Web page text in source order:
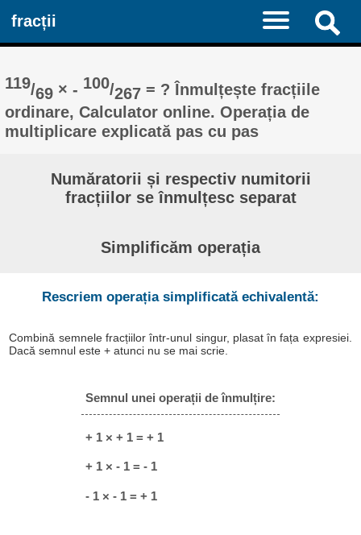
fracții
119/69 × - 100/267 = ? Înmulțește fracțiile
ordinare, Calculator online. Operația de
multiplicare explicată pas cu pas
Număratorii și respectiv numitorii
fracțiilor se înmulțesc separat
Simplificăm operația
Rescriem operația simplificată echivalentă:
Combină semnele fracțiilor într-unul singur, plasat în fața expresiei.
Dacă semnul este + atunci nu se mai scrie.
Semnul unei operații de înmulțire:
+ 1 × + 1 = + 1
+ 1 × - 1 = - 1
- 1 × - 1 = + 1